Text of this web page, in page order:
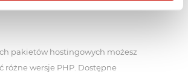
pakietów hostingowych możesz
różne wersje PHP. Dostępne